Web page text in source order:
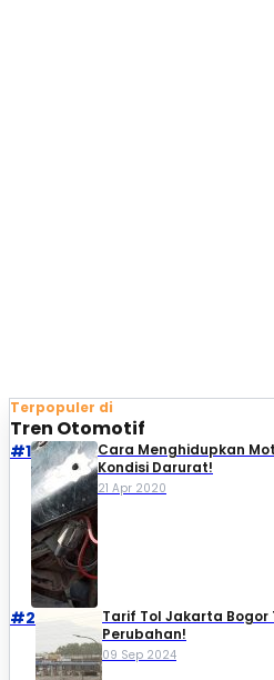
Terpopuler di
Tren Otomotif
#1
Cara Menghidupkan
Kondisi Darurat!
21 Apr 2020
#2
Tarif Tol Jakarta Bogor
Perubahan!
09 Sep 2024